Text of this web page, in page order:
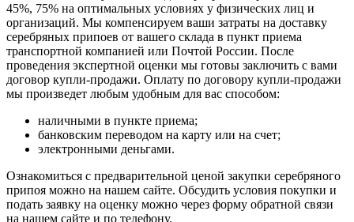
45%, 75% на оптимальных условиях у физических лиц и
организаций. Мы компенсируем ваши затраты на доставку
серебряных припоев от вашего склада в пункт приема
транспортной компанией или Почтой России. После
проведения экспертной оценки мы готовы заключить с вами
договор купли-продажи. Оплату по договору купли-продажи
мы произведет любым удобным для вас способом:
наличными в пункте приема;
банковским переводом на карту или на счет;
электронными деньгами.
Ознакомиться с предварительной ценой закупки серебряного
припоя можно на нашем сайте. Обсудить условия покупки и
подать заявку на оценку можно через форму обратной связи
на нашем сайте и по телефону.